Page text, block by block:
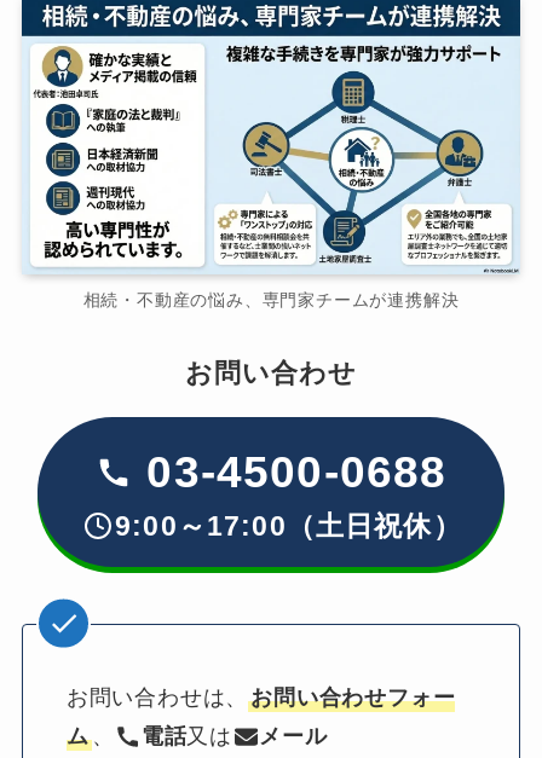
相続・不動産の悩み、専門家チームが連携解決
お問い合わせ
03-4500-0688
9:00～17:00（土日祝休）
お問い合わせは、お問い合わせフォー
ム、 電話又は メール